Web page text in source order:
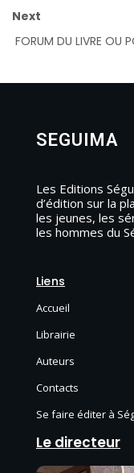
Next
FORUM DU LIVRE OU
SEGUIMA
Les Editions
d’édition sur la
les jeunes, les
les hommes du
Liens
Accueil
Librairie
Auteurs
Contacts
Se faire éditer à
Le directeur